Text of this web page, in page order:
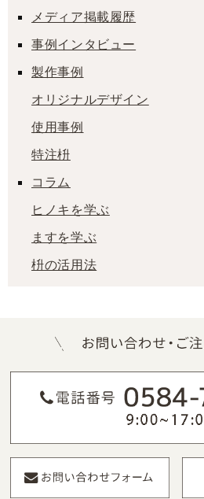
メディア掲載履歴
事例インタビュー
製作事例
オリジナルデザイン
使用事例
特注枡
コラム
ヒノキを学ぶ
ますを学ぶ
枡の活用法